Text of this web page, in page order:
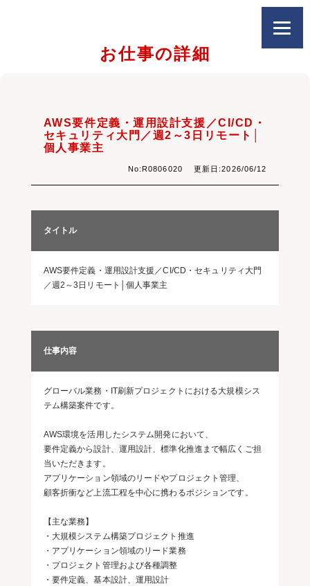
お仕事の詳細
AWS要件定義・運用設計支援／CI/CD・
セキュリティ大門／週2～3日リモート│
個人事業主
No:R0806020 更新日:2026/06/12
タイトル
AWS要件定義・運用設計支援／CI/CD・セキュリティ大門
／週2～3日リモート│個人事業主
仕事内容
グローバル業務・IT刷新プロジェクトにおける大規模シス
テム構築案件です。
AWS環境を活用したシステム開発において、
要件定義から設計、運用設計、標準化推進まで幅広くご担
当いただきます。
アプリケーション領域のリードやプロジェクト管理、
顧客折衝など上流工程を中心に携わるポジションです。
【主な業務】
・大規模システム構築プロジェクト推進
・アプリケーション領域のリード業務
・プロジェクト管理および各種調整
・要件定義、基本設計、運用設計